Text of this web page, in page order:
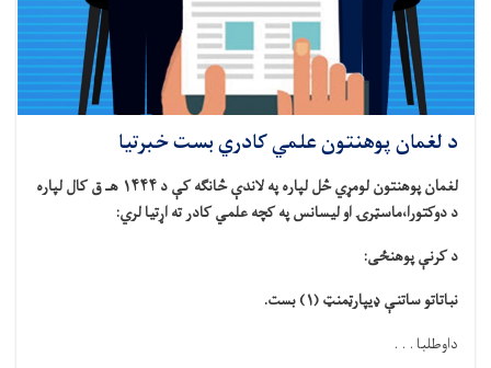
د لغمان پوهنتون علمي کادري بست خبرتیا
لغمان پوهنتون لومړي څل لپاره په لاندې څانګه کې د ۱۴۴۴ هـ ق کال لپاره
د دوکتورا،ماسټرۍ او لیسانس په کچه علمي کادر ته اړتیا لري:
د کرنې پوهنځی:
نباتاتو ساتنې ډیپارټمنټ (۱) بست.
داوطلبا . . .